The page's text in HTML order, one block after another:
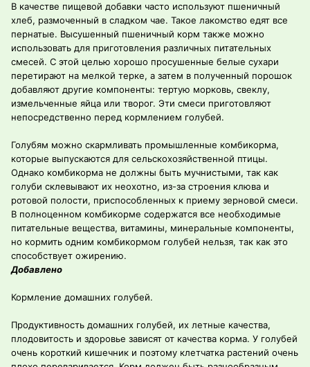
В качестве пищевой добавки часто используют пшеничный
хлеб, размоченный в сладком чае. Такое лакомство едят все
пернатые. Высушенный пшеничный корм также можно
использовать для приготовления различных питательных
смесей. С этой целью хорошо просушенные белые сухари
перетирают на мелкой терке, а затем в полученный порошок
добавляют другие компоненты: тертую морковь, свеклу,
измельченные яйца или творог. Эти смеси приготовляют
непосредственно перед кормлением голубей.
Голубям можно скармливать промышленные комбикорма,
которые выпускаются для сельскохозяйственной птицы.
Однако комбикорма не должны быть мучнистыми, так как
голуби склевывают их неохотно, из-за строения клюва и
ротовой полости, приспособленных к приему зерновой смеси.
В полноценном комбикорме содержатся все необходимые
питательные вещества, витамины, минеральные компоненты,
но кормить одним комбикормом голубей нельзя, так как это
способствует ожирению.
Добавлено
Кормление домашних голубей.
Продуктивность домашних голубей, их летные качества,
плодовитость и здоровье зависят от качества корма. У голубей
очень короткий кишечник и поэтому клетчатка растений очень